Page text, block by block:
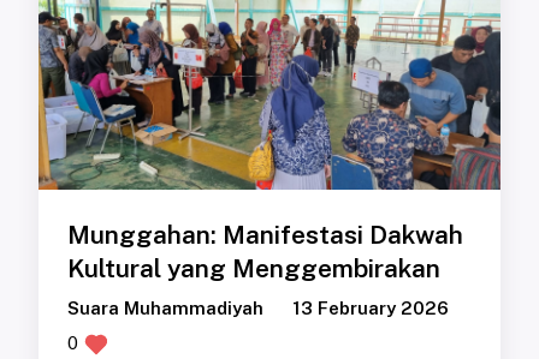
Munggahan: Manifestasi Dakwah
Kultural yang Menggembirakan
Suara Muhammadiyah
13 February 2026
0